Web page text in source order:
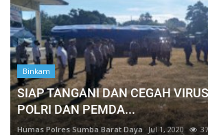
Binkam
SIAP TANGANI DAN CEGAH
POLRI DAN PEMDA...
Humas Polres Sumba Barat Daya Jul 1, 2020